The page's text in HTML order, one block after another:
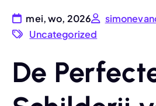
mei, wo, 2026
Uncategorized
De